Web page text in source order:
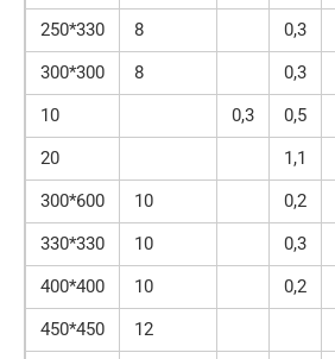
250*330
8 0,3
300*300
8 0,3
10
0,3 0,5
20
1,1
300*600
10 0,2
330*330
10 0,3
400*400
10 0,2
450*450
12